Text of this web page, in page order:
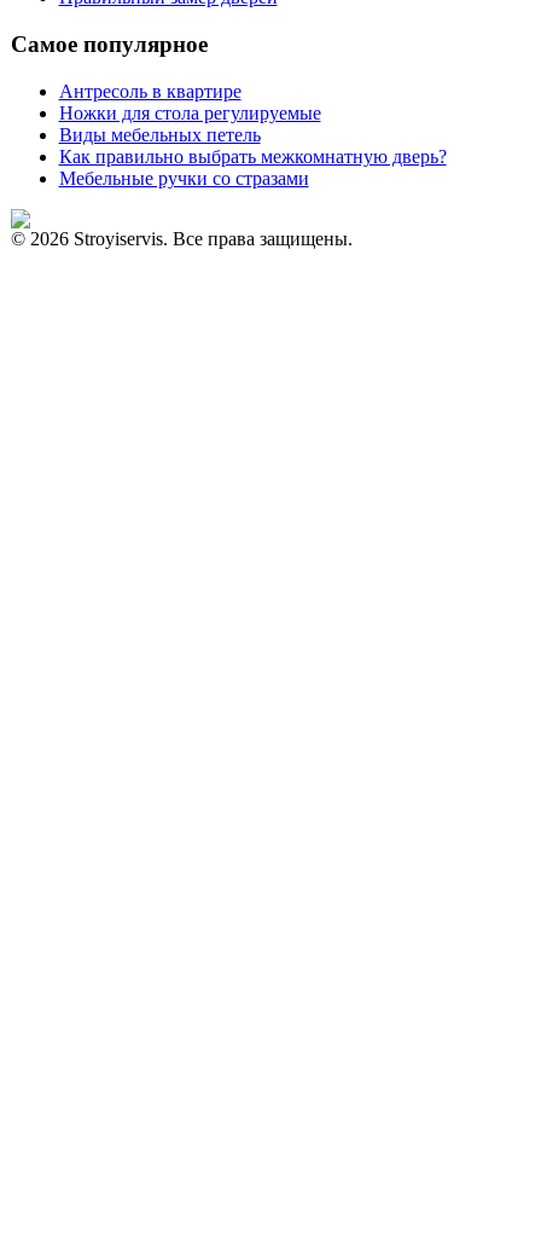
Самое популярное
Антресоль в квартире
Ножки для стола регулируемые
Виды мебельных петель
Как правильно выбрать межкомнатную дверь?
Мебельные ручки со стразами
© 2026 Stroyiservis. Все права защищены.